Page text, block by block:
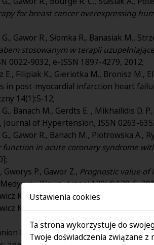
for breast cancer overexpressing
Gawor R., Słomka R., Banasiak M.,
stosowanym w terapii
0022-9032, e-ISSN 1897-4279, 2012;
E., Filipiak K., Gieriotka M., Bronisz M.,
in post-myocardial infarction heart
14(1):5-12;
Banach M., Gerdts E. , Mikhailidis D.
, Journal of Hypertension, ISSN 0263-
Gawor R., Banach M., Piotrowska A.,
in acute coronary syndrome
Gworys P., Gawor Z., Prognostic value
Wewnȩtrznej 120(4):120-6,
K., Janion J., Dudek D., Gawor Z.,
K., Janion J., Dudek D., Gawor Z.,
M., Gawor Z. i inni,
Correlation
Ustawienia cookies
Ta strona wykorzystuje do
Twoje doświadczenia związane